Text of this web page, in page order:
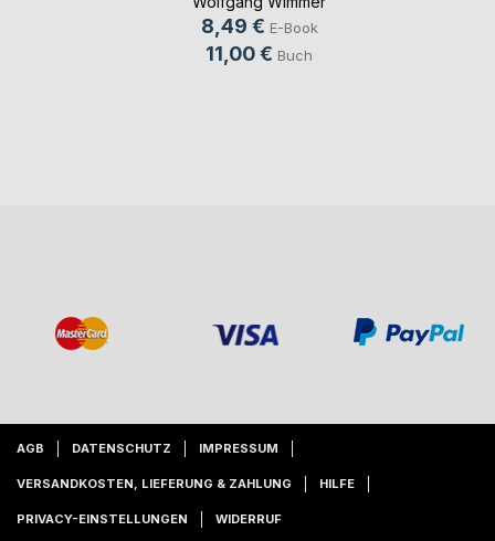
8,49 € E-Book
11,00 € Buch
AGB DATENSCHUTZ IMPRESSUM
VERSANDKOSTEN, LIEFERUNG & ZAHLUNG HILFE
PRIVACY-EINSTELLUNGEN WIDERRUF